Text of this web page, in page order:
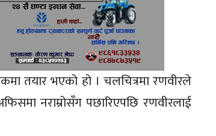
तयार भएको हो । चलचित्रमा रणवीरले
नराम्रोसँग पछारिएपछि रणवीरलाई